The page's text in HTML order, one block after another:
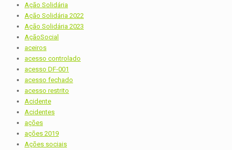
Ação Solidária
Ação Solidária 2022
Ação Solidária 2023
AçãoSocial
aceiros
acesso controlado
acesso DF-001
acesso fechado
acesso restrito
Acidente
Acidentes
ações
ações 2019
Ações sociais